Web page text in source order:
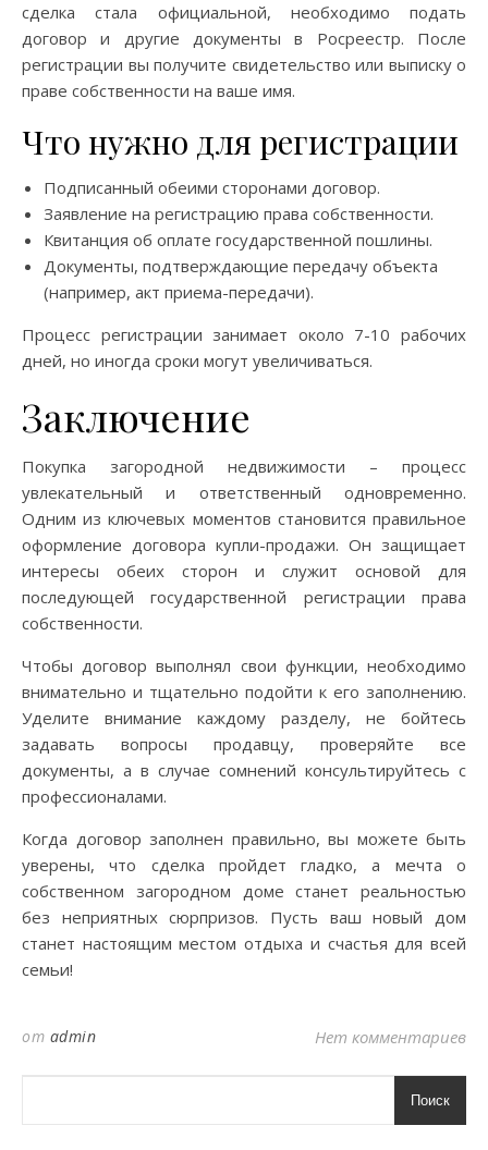
сделка стала официальной, необходимо подать
договор и другие документы в Росреестр. После
регистрации вы получите свидетельство или выписку о
праве собственности на ваше имя.
Что нужно для регистрации
Подписанный обеими сторонами договор.
Заявление на регистрацию права собственности.
Квитанция об оплате государственной пошлины.
Документы, подтверждающие передачу объекта
(например, акт приема-передачи).
Процесс регистрации занимает около 7-10 рабочих
дней, но иногда сроки могут увеличиваться.
Заключение
Покупка загородной недвижимости – процесс
увлекательный и ответственный одновременно.
Одним из ключевых моментов становится правильное
оформление договора купли-продажи. Он защищает
интересы обеих сторон и служит основой для
последующей государственной регистрации права
собственности.
Чтобы договор выполнял свои функции, необходимо
внимательно и тщательно подойти к его заполнению.
Уделите внимание каждому разделу, не бойтесь
задавать вопросы продавцу, проверяйте все
документы, а в случае сомнений консультируйтесь с
профессионалами.
Когда договор заполнен правильно, вы можете быть
уверены, что сделка пройдет гладко, а мечта о
собственном загородном доме станет реальностью
без неприятных сюрпризов. Пусть ваш новый дом
станет настоящим местом отдыха и счастья для всей
семьи!
от admin Нет комментариев
Поиск